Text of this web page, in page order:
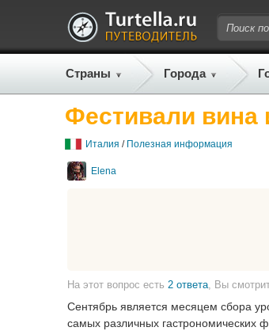
Страны Города
Фестивали вина
Италия / Полезная информация
Elena
На этот вопрос есть 2 ответа , Вы
Сентябрь является месяцем сбора
самых различных гастрономических